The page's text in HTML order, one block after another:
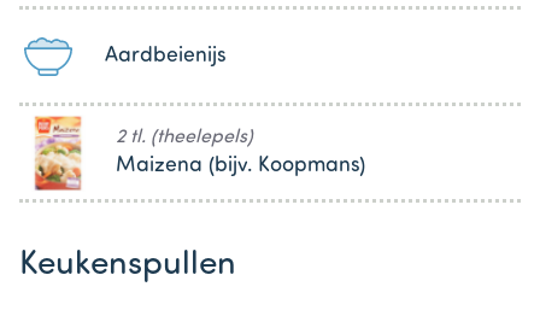
Aardbeienijs
2 tl. (theelepels)
Maizena (bijv. Koopmans)
Keukenspullen